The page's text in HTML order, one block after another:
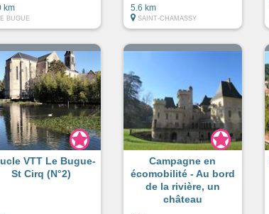
km
BUGUE
5.6 km
SAINT-CHAMASSY
VTT Le Bugue-
St Cirq (N°2)
Campagne en
écomobilité - Au bord
de la rivière, un
château